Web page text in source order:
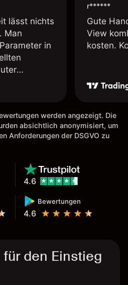
lässt nichts
Man
in
r******
Gute
View
kosten.
werden angezeigt. Die
absichtlich anonymisiert, um
Anforderungen der DSGVO zu
Bewertungen
4.6
4.6
den Einstieg